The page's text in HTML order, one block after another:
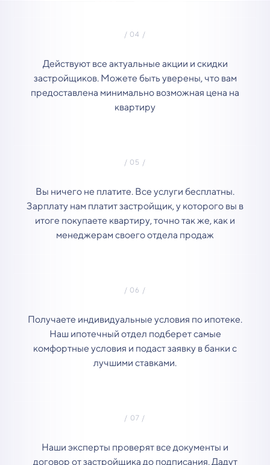
Действуют все актуальные акции и скидки
застройщиков. Можете быть уверены, что вам
предоставлена минимально возможная цена на
квартиру
Вы ничего не платите. Все услуги бесплатны.
Зарплату нам платит застройщик, у которого вы в
итоге покупаете квартиру, точно так же, как и
менеджерам своего отдела продаж
Получаете индивидуальные условия по ипотеке.
Наш ипотечный отдел подберет самые
комфортные условия и подаст заявку в банки с
лучшими ставками.
Наши эксперты проверят все документы и
договор от застройщика до подписания. Дадут